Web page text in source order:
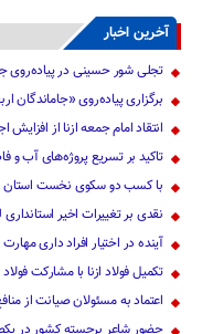
آخرین اخبار
تجلی شور حسینی در پیاده‌روی
برگزاری پیاده‌روی «جاماندگان
انتقاد امام جمعه ازنا از افزایش
تاکید بر تسریع پروژه‌های آب و
با کسب دو سکوی نخست استان
نقدی بر تغییرات اخیر استانداری
آینده در اختیار افراد داری
تکمیل فولاد ازنا با مشارکت فولاد
اعتماد به مسئولان صیانت از
حضور شاعر برجسته کشور در